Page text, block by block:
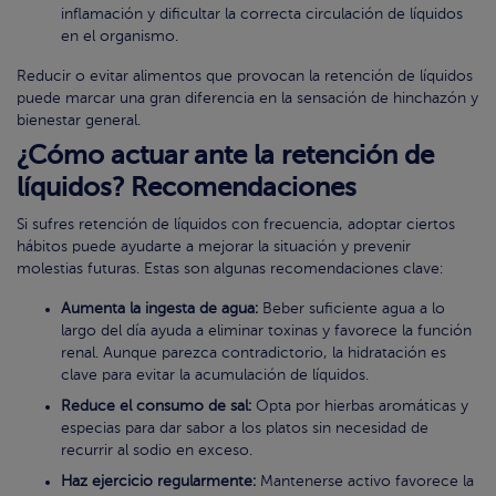
inflamación y dificultar la correcta circulación de líquidos
en el organismo.
Reducir o evitar alimentos que provocan la retención de líquidos
puede marcar una gran diferencia en la sensación de hinchazón y
bienestar general.
¿Cómo actuar ante la retención de
líquidos? Recomendaciones
Si sufres retención de líquidos con frecuencia, adoptar ciertos
hábitos puede ayudarte a mejorar la situación y prevenir
molestias futuras. Estas son algunas recomendaciones clave:
Aumenta la ingesta de agua: Beber suficiente agua a lo
largo del día ayuda a eliminar toxinas y favorece la función
renal. Aunque parezca contradictorio, la hidratación es
clave para evitar la acumulación de líquidos.
Reduce el consumo de sal: Opta por hierbas aromáticas y
especias para dar sabor a los platos sin necesidad de
recurrir al sodio en exceso.
Haz ejercicio regularmente: Mantenerse activo favorece la